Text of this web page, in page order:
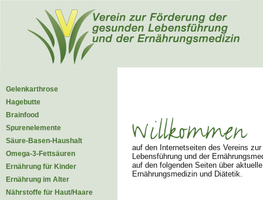
Gelenkarthrose
Hagebutte
Brainfood
Spurenelemente
Säure-Basen-Haushalt
Omega-3-Fettsäuren
Ernährung für Kinder
Ernährung im Alter
Nährstoffe für Haut/Haare
auf den Internetseiten des Vereins
Lebensführung und der
auf den folgenden Seiten über
Ernährungsmedizin und Diätetik.